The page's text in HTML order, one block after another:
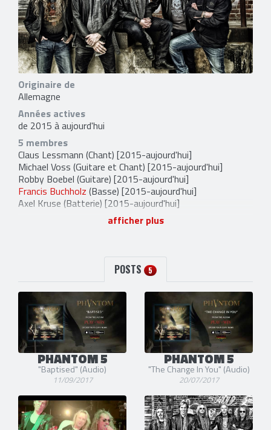
Originaire de
Allemagne
Années actives
de 2015 à aujourd'hui
5 membres
Claus Lessmann (Chant) [2015-aujourd'hui]
Michael Voss (Guitare et Chant) [2015-aujourd'hui]
Robby Boebel (Guitare) [2015-aujourd'hui]
Francis Buchholz (Basse) [2015-aujourd'hui]
Axel Kruse (Batterie) [2015-aujourd'hui]
afficher plus
POSTS 5
PHANTOM 5
"Baptised" (Audio)
11/09/2017
PHANTOM 5
"The Change In You" (Audio)
20/07/2017